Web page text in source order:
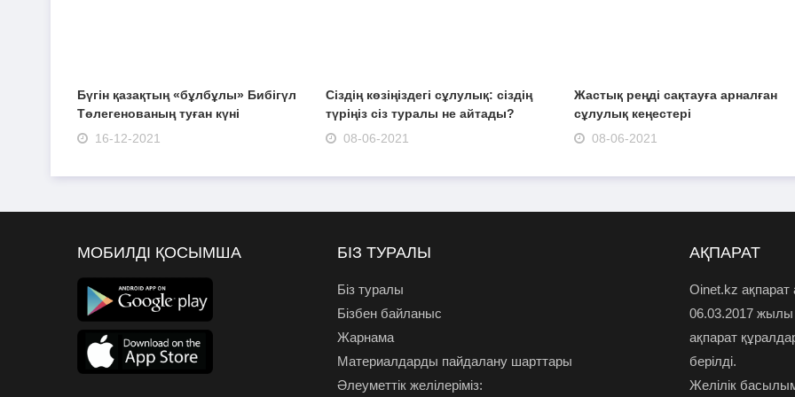
Бүгін қазақтың «бұлбұлы» Бибігүл
Төлегенованың туған күні
16-12-2021
Сіздің көзіңіздегі сұлулық: сіздің
түріңіз сіз туралы не айтады?
08-06-2021
Жастық реңді сақтауға арналған
сұлулық кеңестері
08-06-2021
МОБИЛДІ ҚОСЫМША БІЗ ТУРАЛЫ
Біз туралы
Бізбен байланыс
Жарнама
Материалдарды пайдалану шарттары
Әлеуметтік желілеріміз:
АҚПАРАТ
Oinet.kz ақпарат
06.03.2017
ақпарат
берілді.
Желілік